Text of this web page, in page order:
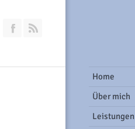
Join our Facebook Group
Home
Über mich
Leistungen